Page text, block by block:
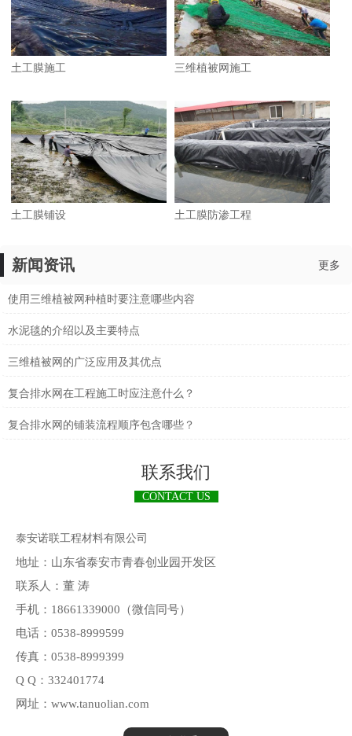
土工膜施工 三维植被网施工
土工膜铺设 土工膜防渗工程
新闻资讯 更多
使用三维植被网种植时要注意哪些内容
水泥毯的介绍以及主要特点
三维植被网的广泛应用及其优点
复合排水网在工程施工时应注意什么？
复合排水网的铺装流程顺序包含哪些？
联系我们
CONTACT US
泰安诺联工程材料有限公司
地址：山东省泰安市青春创业园开发区
联系人：董 涛
手机：18661339000（微信同号）
电话：0538-8999599
传真：0538-8999399
Q Q：332401774
网址：www.tanuolian.com